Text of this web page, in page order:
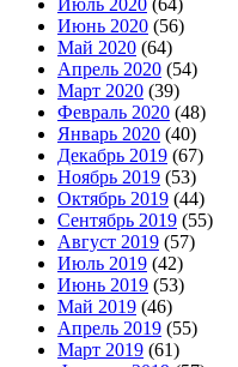
Июль 2020 (64)
Июнь 2020 (56)
Май 2020 (64)
Апрель 2020 (54)
Март 2020 (39)
Февраль 2020 (48)
Январь 2020 (40)
Декабрь 2019 (67)
Ноябрь 2019 (53)
Октябрь 2019 (44)
Сентябрь 2019 (55)
Август 2019 (57)
Июль 2019 (42)
Июнь 2019 (53)
Май 2019 (46)
Апрель 2019 (55)
Март 2019 (61)